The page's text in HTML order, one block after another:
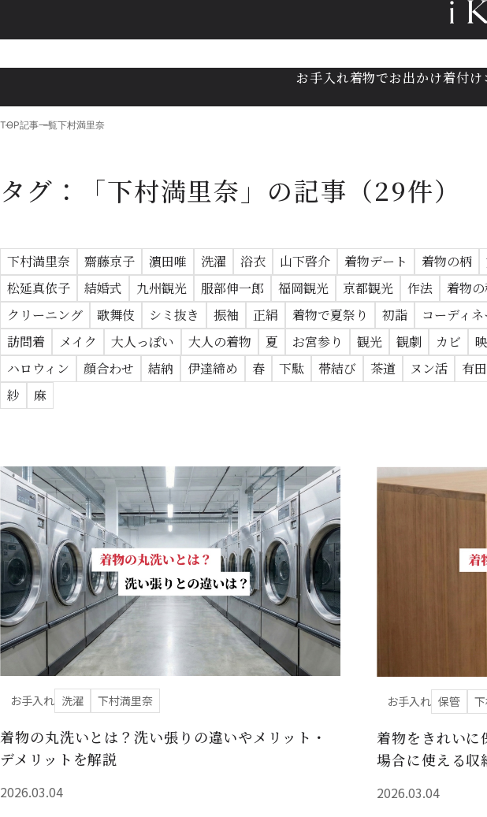
お手入れ着物でお出かけ着付け
TOP記事一覧下村満里奈
タグ：「下村満里奈」の記事 （29件）
下村満里奈 齋藤京子 濵田唯 洗濯 浴衣 山下啓介 着物デート 着物の柄
松延真依子
結婚式 九州観光 服部伸一郎 福岡観光 京都観光 作法 着物
クリーニング
歌舞伎 シミ抜き 振袖 正絹 着物で夏祭り 初詣 コーディネ
訪問着
メイク 大人っぽい 大人の着物 夏 お宮参り 観光 観劇 カビ
ハロウィン
顔合わせ 結納 伊達締め 春 下駄 帯結び 茶道 ヌン活 有
紗
麻
お手入れ 洗濯 下村満里奈
着物の丸洗いとは？洗い張りの違いやメリット・
デメリットを解説
2026.03.04
お手入れ 保管
着物をきれいに
場合に使える収
2026.03.04